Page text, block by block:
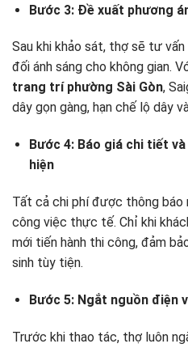
Bước 3: Đề xuất phương
Sau khi khảo sát, thợ sẽ tư
đối ánh sáng cho không gian.
trang trí phường Sài Gòn,
dây gọn gàng, hạn chế lộ dây
Bước 4: Báo giá chi tiết
hiện
Tất cả chi phí được thông báo
công việc thực tế. Chỉ khi
mới tiến hành thi công, đảm
sinh tùy tiện.
Bước 5: Ngắt nguồn điện
Trước khi thao tác, thợ luôn